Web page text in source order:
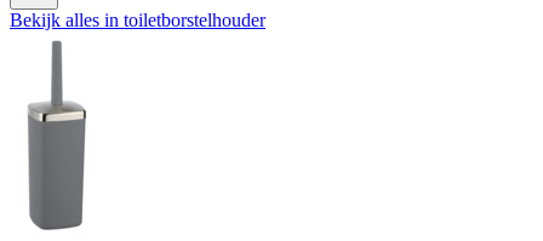
Bekijk alles in toiletborstelhouder